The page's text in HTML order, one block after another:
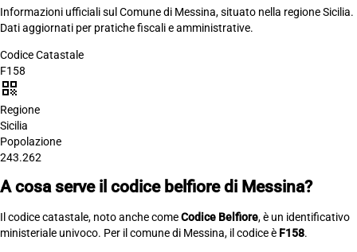
Informazioni ufficiali sul Comune di Messina, situato nella regione Sicilia.
Dati aggiornati per pratiche fiscali e amministrative.
Codice Catastale
F158
qr_code
Regione
Sicilia
Popolazione
243.262
A cosa serve il codice belfiore di Messina?
Il codice catastale, noto anche comeCodice Belfiore, è un identificativo
ministeriale univoco. Per il comune di Messina, il codice è F158.